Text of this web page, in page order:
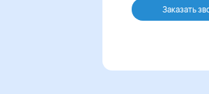
Заказать